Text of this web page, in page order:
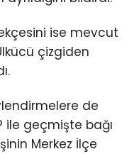
ise mevcut
çizgiden
de
ile geçmişte bağı
Merkez İlçe